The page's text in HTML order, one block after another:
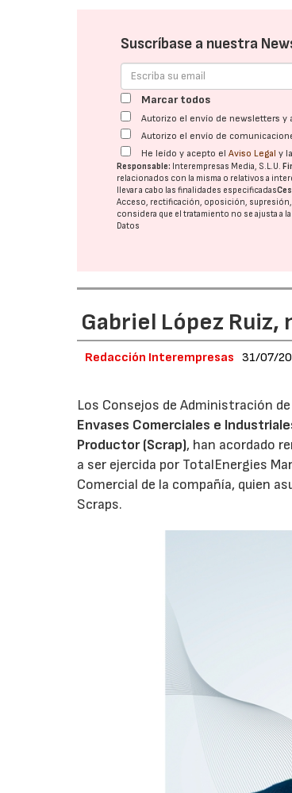
Suscríbase a nuestra
Marcar todos
Autorizo el envío de newsletters
Autorizo el envío de
He leído y acepto elAviso Legal y la
Responsable: Interempresas Media, S.L.U.
relacionados con la misma o relativos a
llevar a cabo las finalidades especificadas
Acceso, rectificación, oposición,
considera que el tratamiento no se ajusta a
Datos
Gabriel López
Redacción Interempresas 31/07/
Los Consejos de Administración de
Envases Comerciales e
Productor (Scrap), han acordado
a ser ejercida por TotalEnergies
Comercial de la compañía, quien
Scraps.